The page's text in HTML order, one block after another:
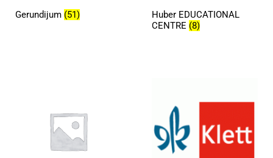
Gerundijum (51)
Huber EDUCATIONAL
CENTRE (8)